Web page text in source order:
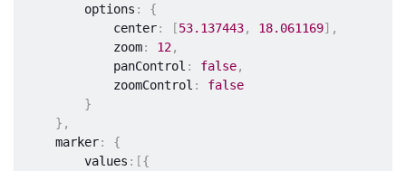
}
}) ;
}
}
        options
:
{
            center
: [53.137443, 18.061169] ,
            zoom
: 12,
            panControl
: false,
            zoomControl
:
false
}
} ,
    marker
:
{
        values
: [{